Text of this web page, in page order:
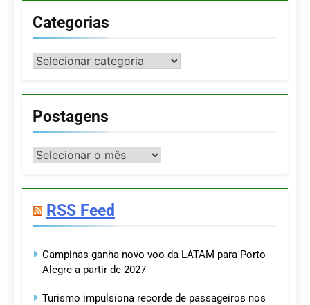
Categorias
Categorias
Postagens
Postagens
RSS Feed
Campinas ganha novo voo da LATAM para Porto
Alegre a partir de 2027
Turismo impulsiona recorde de passageiros nos